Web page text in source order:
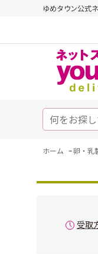
ゆめタウン公式
ホーム -卵・乳
受取